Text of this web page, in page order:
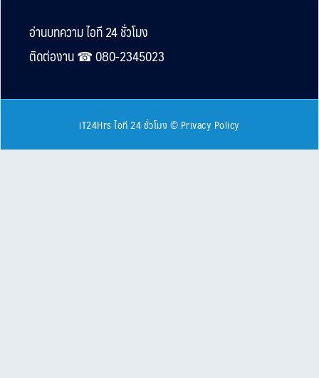
Footer
อ่านบทความ ไอที 24 ชั่วโมง
ติดต่องาน ☎︎ 080-2345023
iT24Hrs ไอที 24 ชั่วโมง © Privacy Policy